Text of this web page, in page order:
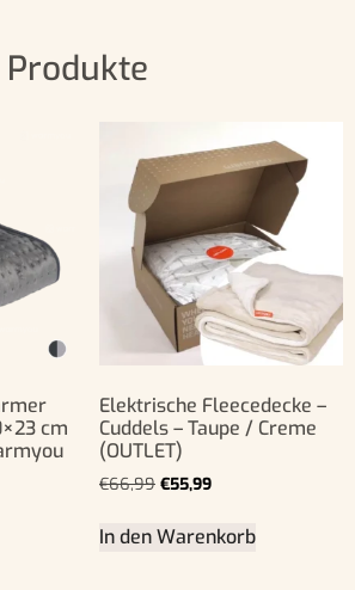
cm
Elektrische Fleecedecke –
Cuddels – Taupe / Creme
(OUTLET)
€66,99 €55,99
In den Warenkorb